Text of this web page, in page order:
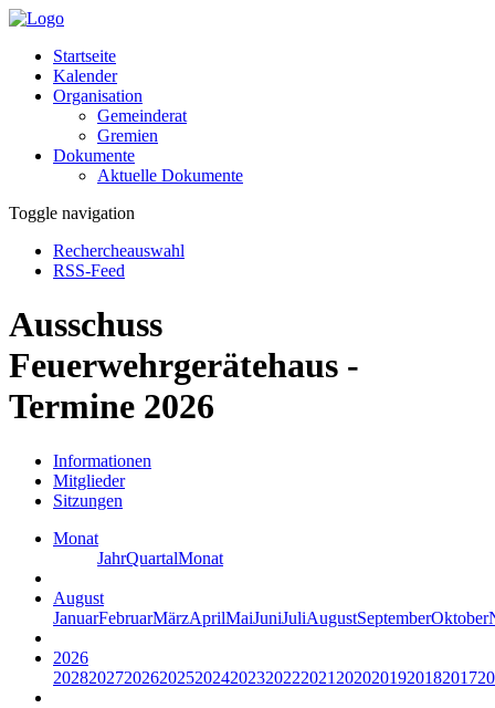
Startseite
Kalender
Organisation
Gemeinderat
Gremien
Dokumente
Aktuelle Dokumente
Toggle navigation
Rechercheauswahl
RSS-Feed
Ausschuss
Feuerwehrgerätehaus -
Termine 2026
Informationen
Mitglieder
Sitzungen
Monat
JahrQuartalMonat
August
JanuarFebruarMärzAprilMaiJuniJuliAugustSeptemberOktober
2026
20282027202620252024202320222021 2020201920182017